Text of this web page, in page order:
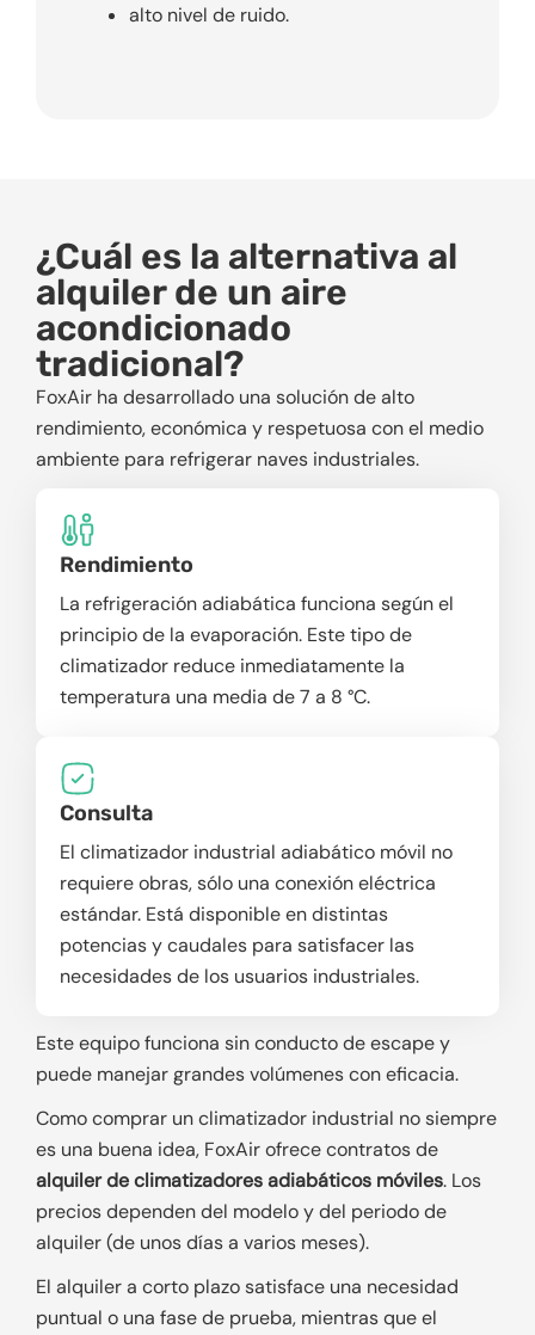
alto nivel de ruido.
¿Cuál es la alternativa al
alquiler de un aire
acondicionado
tradicional?
FoxAir ha desarrollado una solución de alto
rendimiento, económica y respetuosa con el medio
ambiente para refrigerar naves industriales.
Rendimiento
La refrigeración adiabática funciona según el
principio de la evaporación. Este tipo de
climatizador reduce inmediatamente la
temperatura una media de 7 a 8 °C.
Consulta
El climatizador industrial adiabático móvil no
requiere obras, sólo una conexión eléctrica
estándar. Está disponible en distintas
potencias y caudales para satisfacer las
necesidades de los usuarios industriales.
Este equipo funciona sin conducto de escape y
puede manejar grandes volúmenes con eficacia.
Como comprar un climatizador industrial no siempre
es una buena idea, FoxAir ofrece contratos de
alquiler de climatizadores adiabáticos móviles. Los
precios dependen del modelo y del periodo de
alquiler (de unos días a varios meses).
El alquiler a corto plazo satisface una necesidad
puntual o una fase de prueba, mientras que el